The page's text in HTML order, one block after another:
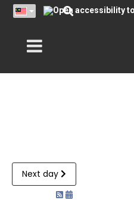
Next day